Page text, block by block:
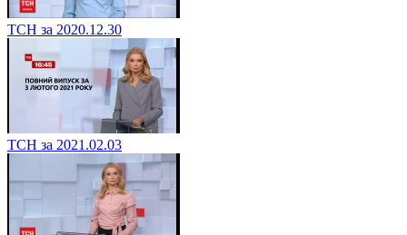
ТСН за 2020.12.30
ТСН за 2021.02.03